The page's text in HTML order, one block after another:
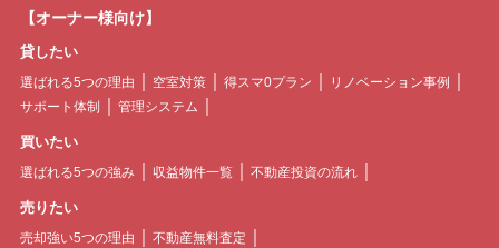
【オーナー様向け】
貸したい
選ばれる5つの理由 空室対策 得スマ0プラン
リノベーション事例
サポート体制
管理システム
買いたい
選ばれる5つの強み 収益物件一覧 不動産投資の流れ
売りたい
売却強い5つの理由 不動産無料査定